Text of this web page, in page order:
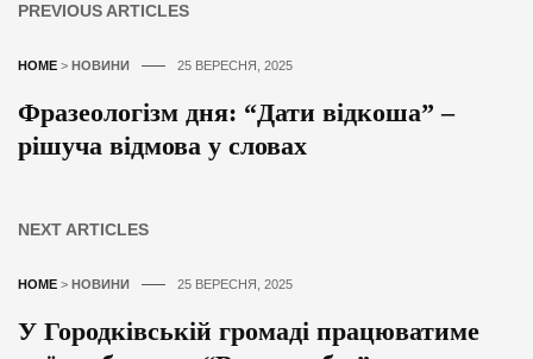
PREVIOUS ARTICLES
HOME > НОВИНИ 25 ВЕРЕСНЯ, 2025
Фразеологізм дня: “Дати відкоша” –
рішуча відмова у словах
NEXT ARTICLES
HOME > НОВИНИ 25 ВЕРЕСНЯ, 2025
У Городківській громаді працюватиме